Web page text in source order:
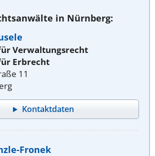
in Nürnberg:
Verwaltungsrecht
Erbrecht
11
Kontaktdaten
Fronek